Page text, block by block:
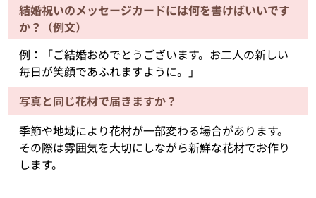
結婚祝いのメッセージカードには何を書けばいいです
か？（例文）
例：「ご結婚おめでとうございます。お二人の新しい
毎日が笑顔であふれますように。」
写真と同じ花材で届きますか？
季節や地域により花材が一部変わる場合があります。
その際は雰囲気を大切にしながら新鮮な花材でお作り
します。